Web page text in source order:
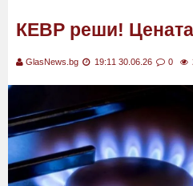
КЕВР реши! Цената
GlasNews.bg 19:11 30.06.26 0